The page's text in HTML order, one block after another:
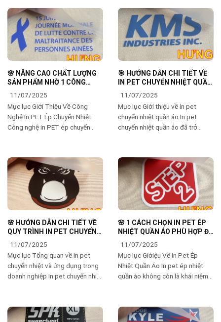
không còn
🌸 NÂNG CAO CHẤT LƯỢNG
SẢN PHẨM NHỜ 1 CÔNG
NHIỆT 💖
11/07/2025
Mục lục Giới Thiệu Về Công
Nghệ In PET Ép Chuyển Nhiệt
Công nghệ in PET ép chuyển
ngành công nghiệp in ấn
🎯 HƯỚNG DẪN CHI TIẾT VỀ
IN PET CHUYỂN NHIỆT QUẦN
11/07/2025
Mục lục Giới thiệu về in pet
chuyển nhiệt quần áo In pet
chuyển nhiệt quần áo đã trở
thích trong việc tạo ra
🌸 HƯỚNG DẪN CHI TIẾT VỀ
QUY TRÌNH IN PET CHUYỂN
ÁO 💖
11/07/2025
Mục lục Tổng quan về in pet
chuyển nhiệt và ứng dụng trong
doanh nghiệp In pet chuyển nhiệt
chuyển giao
🌸 1 CÁCH CHỌN IN PET ÉP
NHIỆT QUẦN ÁO PHÙ HỢP ĐỂ
11/07/2025
Mục lục Giớiệu Về In Pet Ép
Nhiệt Quần Áo In pet ép nhiệt
quần áo không còn là khái niệm